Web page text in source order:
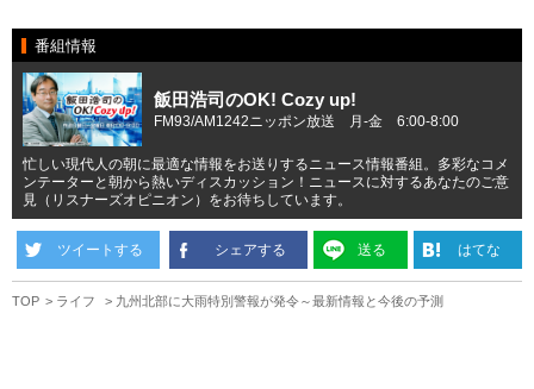
番組情報
飯田浩司のOK! Cozy up!
FM93/AM1242ニッポン放送 月-金 6:00-8:00
忙しい現代人の朝に最適な情報をお送りするニュース情報番組。多彩なコメ
ンテーターと朝から熱いディスカッション！ニュースに対するあなたのご意
見（リスナーズオピニオン）をお待ちしています。
ツイートする シェアする 送る はてな
TOP ライフ 九州北部に大雨特別警報が発令～最新情報と今後の予測